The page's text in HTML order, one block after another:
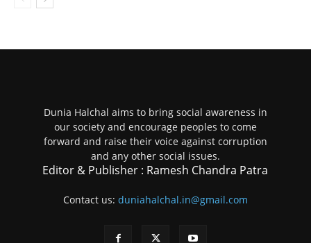
Dunia Halchal aims to bring social awareness in
our society and encourage peoples to come
forward and raise their voice against corruption
and any other social issues.
Editor & Publisher : Ramesh Chandra Patra
Contact us: duniahalchal.in@gmail.com